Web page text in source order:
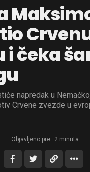
i čeka
napredak u
Crvene zvezde u
Objavljeno pre: 2 minuta